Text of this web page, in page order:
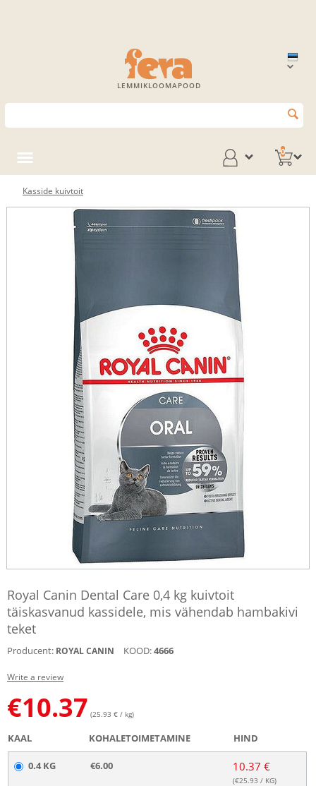
LEMMIKLOOMAPOOD
0
Kasside kuivtoit
Royal Canin Dental Care 0,4 kg kuivtoit
täiskasvanud kassidele, mis vähendab hambakivi
teket
Producent: ROYAL CANIN KOOD:4666
Write a review
€10.37 (25.93 € / kg)
KAAL KOHALETOIMETAMINE HIND
0.4 KG €6.00 10.37 €
(€25.93 / KG)